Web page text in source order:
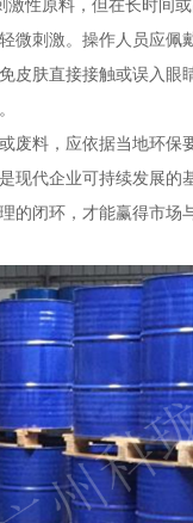
激性原料，但在长时间
微刺激。操作人员应佩
皮肤直接接触或误入眼
废料，应依据当地环保
现代企业可持续发展的
的闭环，才能赢得市场